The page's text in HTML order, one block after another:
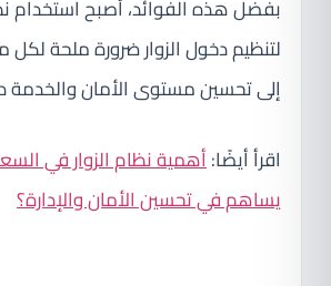
بفضل هذه الفوائد، أصبح استخدام
لتنظيم دخول الزوار ضرورة ملحة
إلى تحسين مستوى الأمان والخدمة
اقرأ أيضًا:أهمية نظام الزوار في
يساهم في تحسين الأمان والإدارة؟